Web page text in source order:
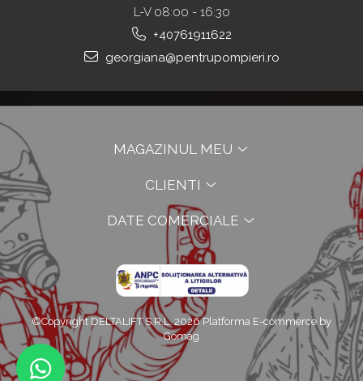
L-V 08:00 - 16:30
+40761911622
georgiana@pentrupompieri.ro
MAGAZINUL MEU
CLIENTI
DATE COMERCIALE
©Copyright DELTALIFT S.R.L. 2026Platforma E-commerce by
Gomag